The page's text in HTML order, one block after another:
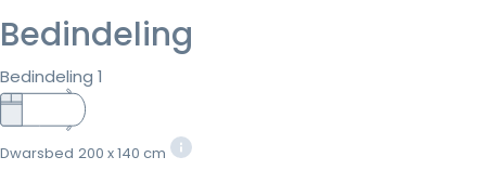
Bedindeling
Bedindeling 1
Dwarsbed 200 x 140 cm